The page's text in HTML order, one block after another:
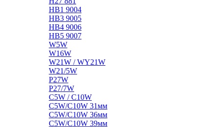
HB1 9004
HB3 9005
HB4 9006
HB5 9007
W5W
W16W
W21W / WY21W
W21/5W
P27W
P27/7W
C5W / C10W
C5W/C10W 31мм
C5W/C10W 36мм
C5W/C10W 39мм